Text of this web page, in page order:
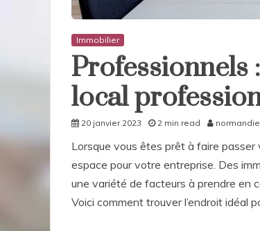
Immobilier
local
20 janvier 2023 2 min read
Lorsque vous êtes prêt à faire
espace pour votre entreprise. Des
une variété de facteurs à prendre en
Voici comment trouver l’endroit idéal